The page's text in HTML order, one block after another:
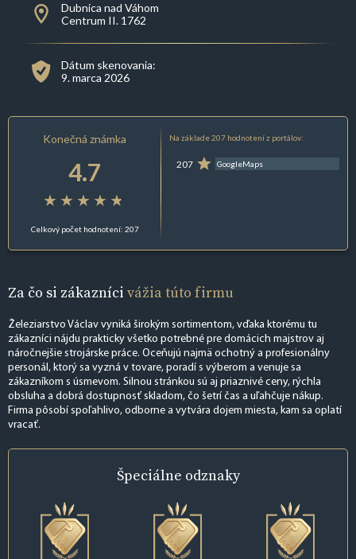
Dubnica nad Váhom
Centrum II. 1762
Dátum skenovania:
9. marca 2026
Konečná známka
4.7
Celkový počet hodnotení: 207
Na základe 207 hodnotení z portálov:
207 GoogleMaps
Za čo si zákazníci vážia túto firmu
Železiarstvo Václav vyniká širokým sortimentom, vďaka ktorému tu
zákazníci nájdu prakticky všetko potrebné pre domácich majstrov aj
náročnejšie strojárske práce. Oceňujú najmä ochotný a profesionálny
personál, ktorý sa vyzná v tovare, poradí s výberom a venuje sa
zákazníkom s úsmevom. Silnou stránkou sú aj priaznivé ceny, rýchla
obsluha a dobrá dostupnosť skladom, čo šetrí čas a uľahčuje nákup.
Firma pôsobí spoľahlivo, odborne a vytvára dojem miesta, kam sa oplatí
vracať.
Špeciálne odznaky